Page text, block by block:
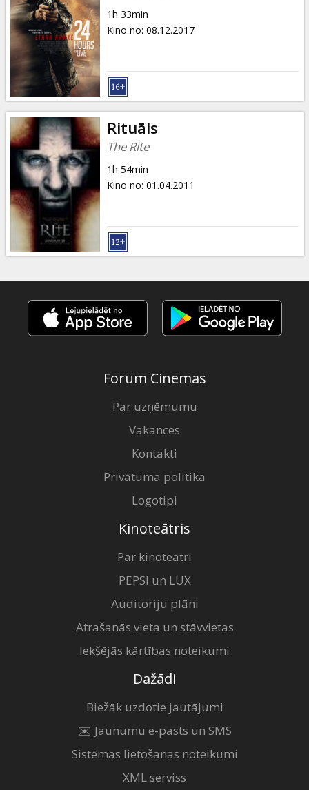
1h 33min
Kino no: 08.12.2017
Rituāls
The Rite
1h 54min
Kino no: 01.04.2011
Forum Cinemas
Par uzņēmumu
Vakances
Kontakti
Privātuma politika
Logotipi
Kinoteātris
Par kinoteātri
PEPSI un LUX
Auditoriju plāni
Atrašanās vieta un stāvvietas
Iekšējās kārtības noteikumi
Dažādi
Biežāk uzdotie jautājumi
✉️ Jaunumu e-pasts un SMS
Sistēmas lietošanas noteikumi
XML serviss